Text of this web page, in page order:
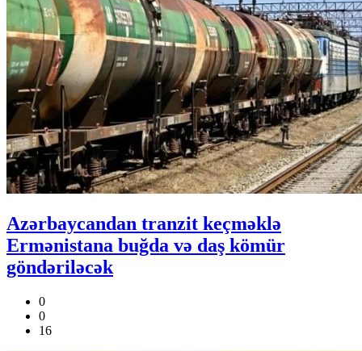
Azərbaycandan tranzit keçməklə
Ermənistana buğda və daş kömür
göndəriləcək
0
0
16